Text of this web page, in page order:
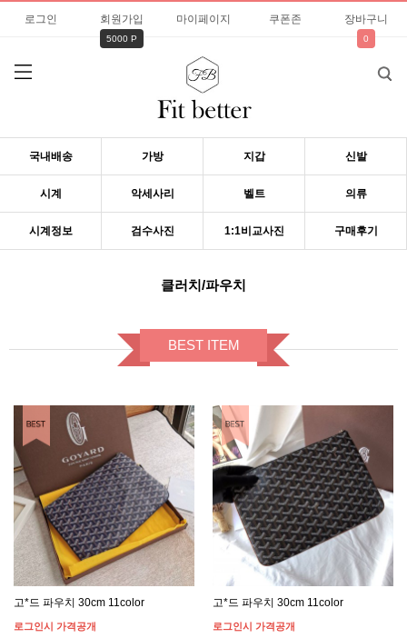
로그인 회원가입
5000 P
마이페이지 쿠폰존 장바구니
0
국내배송 가방 지갑 신발
시계 악세사리 벨트 의류
시계정보 검수사진 1:1비교사진 구매후기
클러치/파우치
BEST ITEM
고*드 파우치 30cm 11color
로그인시 가격공개
고*드 파우치 30cm 11color
로그인시 가격공개